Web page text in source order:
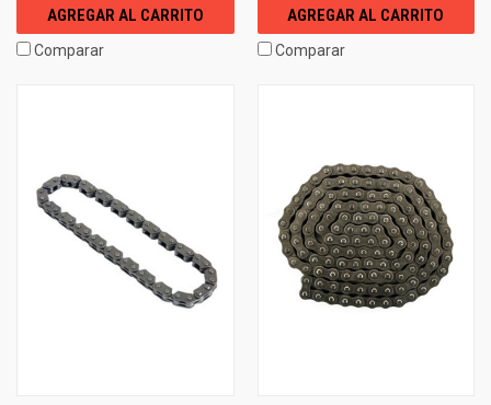
AGREGAR AL CARRITO
Comparar
AGREGAR AL CARRITO
Comparar